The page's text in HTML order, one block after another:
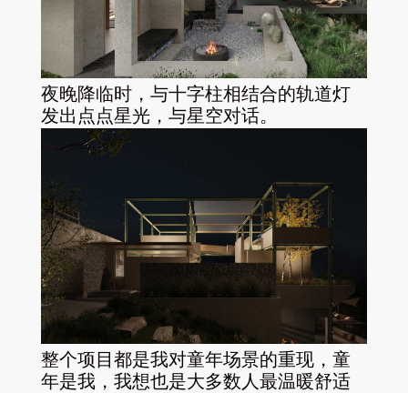
夜晚降临时，与十字柱相结合的轨道灯
发出点点星光，与星空对话。
整个项目都是我对童年场景的重现，童
年是我，我想也是大多数人最温暖舒适